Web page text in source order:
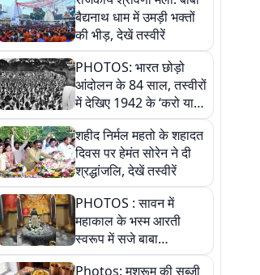
बैद्यनाथ धाम में उमड़ी भक्तों
की भीड़, देखें तस्वीरें
PHOTOS: भारत छोड़ो
आंदोलन के 84 साल, तस्वीरों
में देखिए 1942 के ‘करो या
मरो’ आंदोलन की कहानी
शहीद निर्मल महतो के शहादत
दिवस पर हेमंत सोरेन ने दी
श्रद्धांजलि, देखें तस्वीरें
PHOTOS : सावन में
महाकाल के भस्म आरती
स्वरूप में सजे बाबा
औघड़दानी, तस्वीरों में करें
Photos: मशरूम की सब्जी